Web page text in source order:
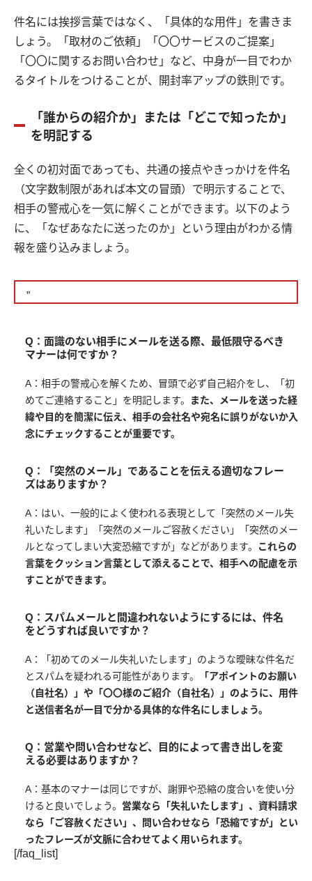
件名には挨拶言葉ではなく、「具体的な用件」を書きま
しょう。「取材のご依頼」「〇〇サービスのご提案」
「〇〇に関するお問い合わせ」など、中身が一目でわか
るタイトルをつけることが、開封率アップの鉄則です。
「誰からの紹介か」または「どこで知ったか」
を明記する
全くの初対面であっても、共通の接点やきっかけを件名
（文字数制限があれば本文の冒頭）で明示することで、
相手の警戒心を一気に解くことができます。以下のよう
に、「なぜあなたに送ったのか」という理由がわかる情
報を盛り込みましょう。
”
Q：面識のない相手にメールを送る際、最低限守るべき
マナーは何ですか？
A：相手の警戒心を解くため、冒頭で必ず自己紹介をし、「初
めてご連絡すること」を明記します。
また、メールを送った経
緯や目的を簡潔に伝え、相手の会社名や宛名に誤りがないか入
念にチェックすることが重要です。
Q：「突然のメール」であることを伝える適切なフレー
ズはありますか？
A：はい、一般的によく使われる表現として「突然のメール失
礼いたします」「突然のメールご容赦ください」「突然のメー
ルとなってしまい大変恐縮ですが」などがあります。
これらの
言葉をクッション言葉として添えることで、相手への配慮を示
すことができます。
Q：スパムメールと間違われないようにするには、件名
をどうすれば良いですか？
A：「初めてのメール失礼いたします」のような曖昧な件名だ
とスパムを疑われる可能性があります。
「アポイントのお願い
（自社名）」や「〇〇様のご紹介（自社名）」のように、用件
と送信者名が一目で分かる具体的な件名にしましょう。
Q：営業や問い合わせなど、目的によって書き出しを変
える必要はありますか？
A：基本のマナーは同じですが、謝罪や恐縮の度合いを使い分
けると良いでしょう。 営業なら「失礼いたします」、資料請求
なら「ご容赦ください」、問い合わせなら「恐縮ですが」とい
ったフレーズが文脈に合わせてよく用いられます。
[/faq_list]